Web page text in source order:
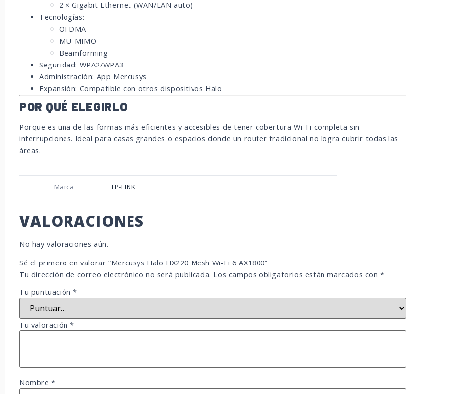
2 × Gigabit Ethernet (WAN/LAN auto)
Tecnologías:
OFDMA
MU-MIMO
Beamforming
Seguridad: WPA2/WPA3
Administración: App Mercusys
Expansión: Compatible con otros dispositivos Halo
POR QUÉ ELEGIRLO
Porque es una de las formas más eficientes y accesibles de tener cobertura Wi-Fi completa sin
interrupciones. Ideal para casas grandes o espacios donde un router tradicional no logra cubrir todas las
áreas.
Marca TP-LINK
VALORACIONES
No hay valoraciones aún.
Sé el primero en valorar “Mercusys Halo HX220 Mesh Wi-Fi 6 AX1800”
Tu dirección de correo electrónico no será publicada. Los campos obligatorios están marcados con*
Tu puntuación*
Tu valoración*
Nombre*